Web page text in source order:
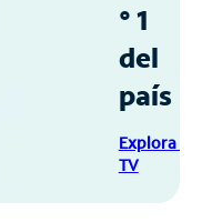
° 1
del
país
Explora
TV